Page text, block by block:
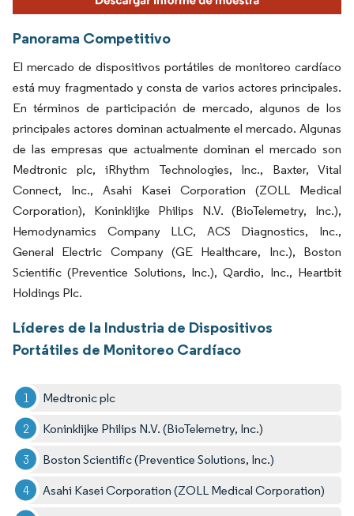
Panorama Competitivo
El mercado de dispositivos portátiles de monitoreo cardíaco
está muy fragmentado y consta de varios actores principales.
En términos de participación de mercado, algunos de los
principales actores dominan actualmente el mercado. Algunas
de las empresas que actualmente dominan el mercado son
Medtronic plc, iRhythm Technologies, Inc., Baxter, Vital
Connect, Inc., Asahi Kasei Corporation (ZOLL Medical
Corporation), Koninklijke Philips N.V. (BioTelemetry, Inc.),
Hemodynamics Company LLC, ACS Diagnostics, Inc.,
General Electric Company (GE Healthcare, Inc.), Boston
Scientific (Preventice Solutions, Inc.), Qardio, Inc., Heartbit
Holdings Plc.
Líderes de la Industria de Dispositivos
Portátiles de Monitoreo Cardíaco
Medtronic plc
Koninklijke Philips N.V. (BioTelemetry, Inc.)
Boston Scientific (Preventice Solutions, Inc.)
Asahi Kasei Corporation (ZOLL Medical Corporation)